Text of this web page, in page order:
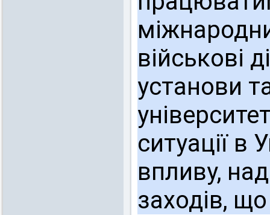
військові
установи
ситуації в
впливу,
заходів,